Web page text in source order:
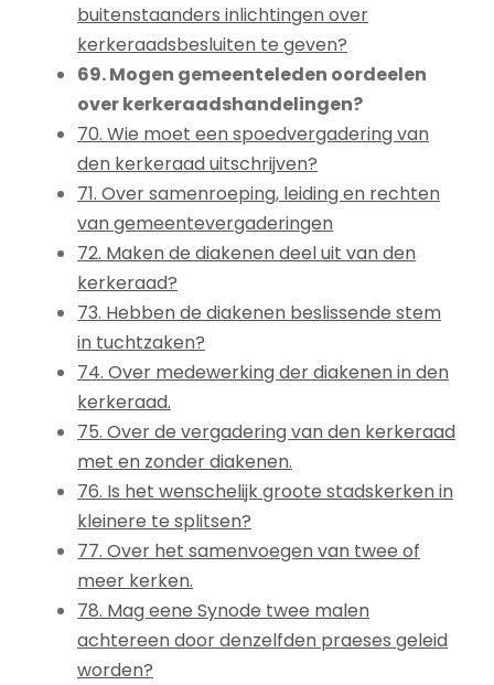
buitenstaanders inlichtingen over
kerkeraadsbesluiten te geven?
69. Mogen gemeenteleden oordeelen
over kerkeraadshandelingen?
70. Wie moet een spoedvergadering van
den kerkeraad uitschrijven?
71. Over samenroeping, leiding en rechten
van gemeentevergaderingen
72. Maken de diakenen deel uit van den
kerkeraad?
73. Hebben de diakenen beslissende stem
in tuchtzaken?
74. Over medewerking der diakenen in den
kerkeraad.
75. Over de vergadering van den kerkeraad
met en zonder diakenen.
76. Is het wenschelijk groote stadskerken in
kleinere te splitsen?
77. Over het samenvoegen van twee of
meer kerken.
78. Mag eene Synode twee malen
achtereen door denzelfden praeses geleid
worden?